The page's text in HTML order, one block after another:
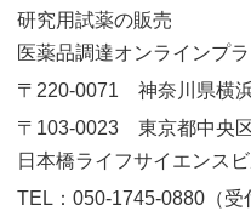
研究用試薬の販売
医薬品調達オンラインプ
〒220-0071 神奈川県横
〒103-0023 東京都中央
日本橋ライフサイエンス
TEL：050-1745-0880（受